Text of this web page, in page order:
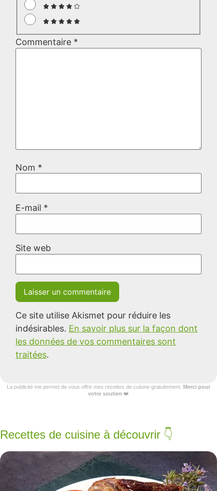
Commentaire *
Nom *
E-mail *
Site web
Ce site utilise Akismet pour réduire les
indésirables. En savoir plus sur la façon dont
les données de vos commentaires sont
traitées.
La publicité me permet de vous offrir mes recettes de cuisine gratuitement. Merci pour
votre soutien ❤️
Recettes de cuisine à découvrir 👇